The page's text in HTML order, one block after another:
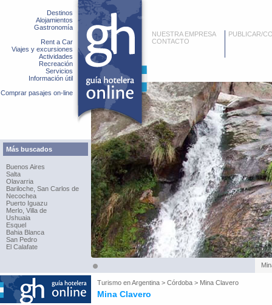
Destinos
Alojamientos
Gastronomía
Rent a Car
Viajes y excursiones
Actividades
Recreación
Servicios
Información útil
Comprar pasajes on-line
Más buscados
Buenos Aires
Salta
Olavarria
Bariloche, San Carlos de
Necochea
Puerto Iguazu
Merlo, Villa de
Ushuaia
Esquel
Bahia Blanca
San Pedro
El Calafate
NUESTRA EMPRESA
CONTACTO
PUBLICAR/
Turismo enArgentina > Córdoba > Mina Clavero
Mina Clavero